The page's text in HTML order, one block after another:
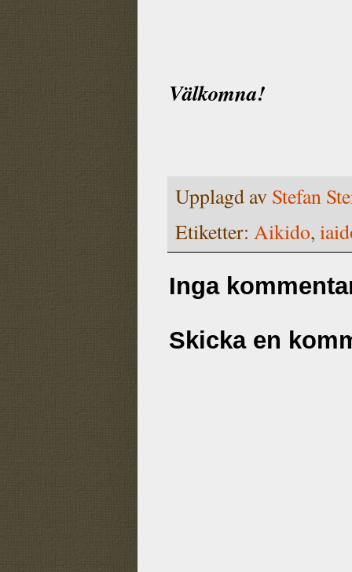
Välkomna!
Upplagd av Stefan
Etiketter: Aikido,
Inga
Skicka en